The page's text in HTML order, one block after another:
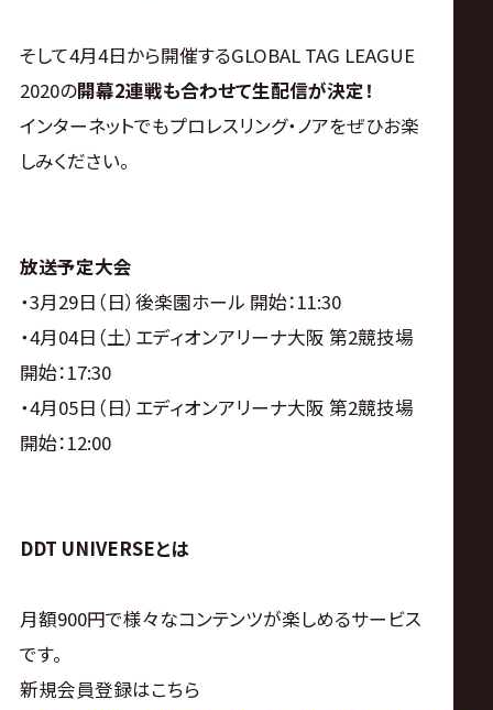
式
サ
ト
そして4月4日から開催するGLOBAL TAG LEAGUE
2020の開幕2連戦も合わせて生配信が決定！
インターネットでもプロレスリング・ノアをぜひお楽
しみください。
放送予定大会
・3月29日（日）後楽園ホール 開始：11:30
・4月04日（土）エディオンアリーナ大阪 第2競技場
開始：17:30
・4月05日（日）エディオンアリーナ大阪 第2競技場
開始：12:00
DDT UNIVERSEとは
月額900円で様々なコンテンツが楽しめるサービス
です。
新規会員登録はこちら